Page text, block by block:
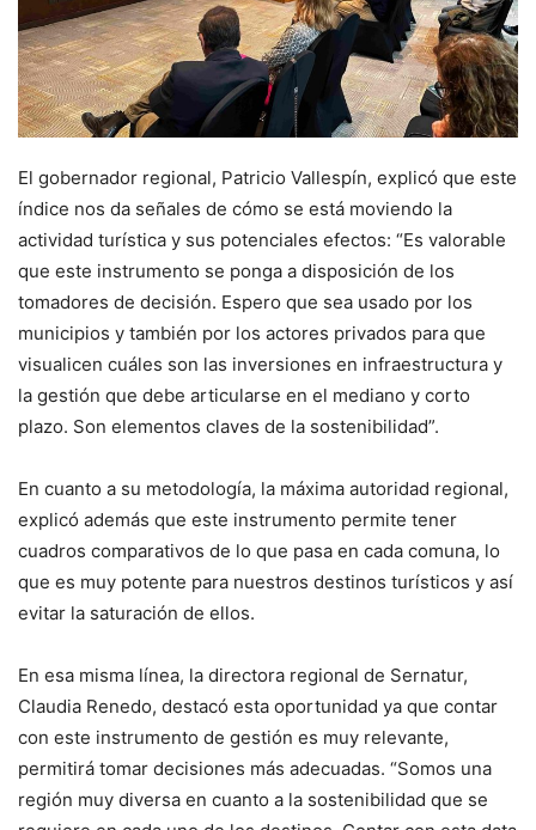
El gobernador regional, Patricio Vallespín, explicó que este
índice nos da señales de cómo se está moviendo la
actividad turística y sus potenciales efectos: “Es valorable
que este instrumento se ponga a disposición de los
tomadores de decisión. Espero que sea usado por los
municipios y también por los actores privados para que
visualicen cuáles son las inversiones en infraestructura y
la gestión que debe articularse en el mediano y corto
plazo. Son elementos claves de la sostenibilidad”.
En cuanto a su metodología, la máxima autoridad regional,
explicó además que este instrumento permite tener
cuadros comparativos de lo que pasa en cada comuna, lo
que es muy potente para nuestros destinos turísticos y así
evitar la saturación de ellos.
En esa misma línea, la directora regional de Sernatur,
Claudia Renedo, destacó esta oportunidad ya que contar
con este instrumento de gestión es muy relevante,
permitirá tomar decisiones más adecuadas. “Somos una
región muy diversa en cuanto a la sostenibilidad que se